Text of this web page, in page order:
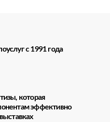
с 1991 года
которая
эффективно